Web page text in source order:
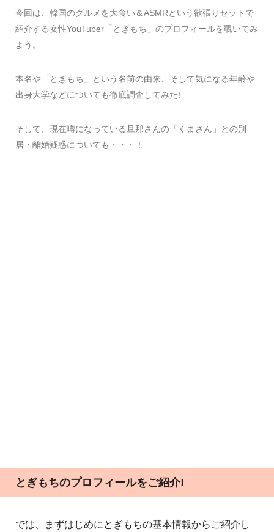
今回は、韓国のグルメを大食い＆ASMRという欲張りセットで
紹介する女性YouTuber「とぎもち」のプロフィールを覗いてみ
よう。
本名や「とぎもち」という名前の由来、そして気になる年齢や
出身大学などについても徹底調査してみた!
そして、現在噂になっている旦那さんの「くまさん」との別
居・離婚疑惑についても・・・！
とぎもちのプロフィールをご紹介!
では、まずはじめにとぎもちの基本情報からご紹介し